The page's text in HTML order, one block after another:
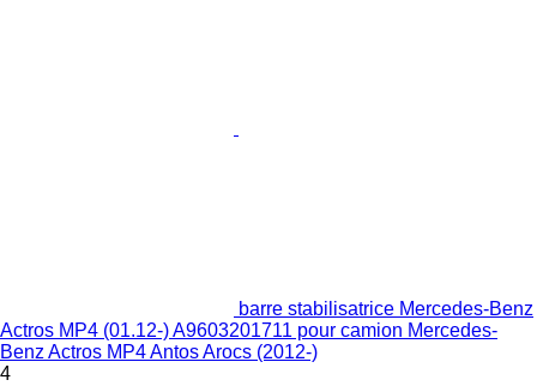
barre stabilisatrice Mercedes-Benz
Actros MP4 (01.12-) A9603201711 pour camion Mercedes-
Benz Actros MP4 Antos Arocs (2012-)
4